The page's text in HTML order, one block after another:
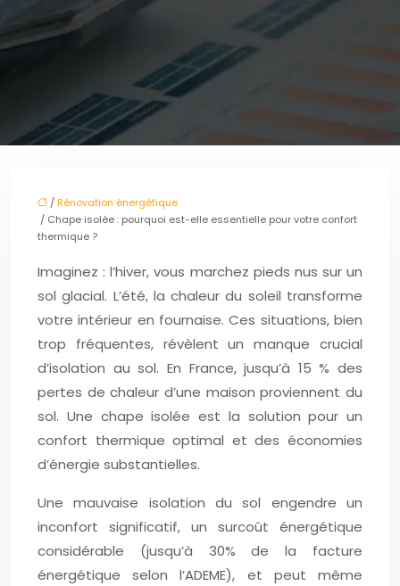
/Rénovation énergétique
/ Chape isolée : pourquoi est-elle essentielle pour votre confort
thermique ?
Imaginez : l’hiver, vous marchez pieds nus sur un
sol glacial. L’été, la chaleur du soleil transforme
votre intérieur en fournaise. Ces situations, bien
trop fréquentes, révèlent un manque crucial
d’isolation au sol. En France, jusqu’à 15 % des
pertes de chaleur d’une maison proviennent du
sol. Une chape isolée est la solution pour un
confort thermique optimal et des économies
d’énergie substantielles.
Une mauvaise isolation du sol engendre un
inconfort significatif, un surcoût énergétique
considérable (jusqu’à 30% de la facture
énergétique selon l’ADEME), et peut même